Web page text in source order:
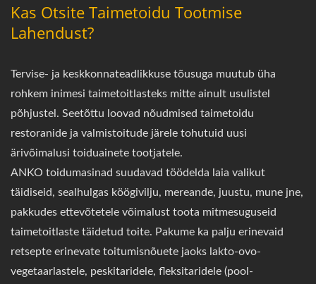
Kas Otsite Taimetoidu Tootmise
Lahendust?
Tervise- ja keskkonnateadlikkuse tõusuga muutub üha
rohkem inimesi taimetoitlasteks mitte ainult usulistel
põhjustel. Seetõttu loovad nõudmised taimetoidu
restoranide ja valmistoitude järele tohutuid uusi
ärivõimalusi toiduainete tootjatele.
ANKO toidumasinad suudavad töödelda laia valikut
täidiseid, sealhulgas köögivilju, mereande, juustu, mune jne,
pakkudes ettevõtetele võimalust toota mitmesuguseid
taimetoitlaste täidetud toite. Pakume ka palju erinevaid
retsepte erinevate toitumisnõuete jaoks lakto-ovo-
vegetaarlastele, peskitaridele, fleksitaridele (pool-